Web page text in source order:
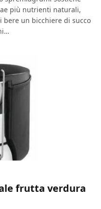
più nutrienti naturali,
bere un bicchiere di succo
frutta verdura